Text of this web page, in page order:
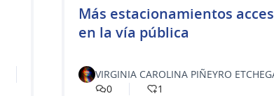
Más estacionamientos
en la vía pública
VIRGINIA CAROLINA PIÑEYRO
0
1